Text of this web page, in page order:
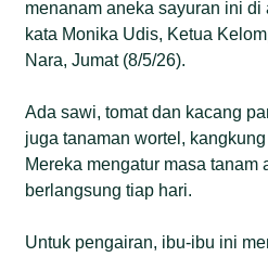
menghadapi berbagai
keterbatasan air bersih,
ini dinilai penting tidak
ekonomi rumah tangga,
pemberdayaan
bagi anak-anak, serta
menanam aneka sayuran ini di
kata Monika Udis, Ketua
Nara, Jumat (8/5/26).
Ada sawi, tomat dan kacang
juga tanaman wortel,
Mereka mengatur masa tanam
berlangsung tiap hari.
Untuk pengairan, ibu-ibu ini